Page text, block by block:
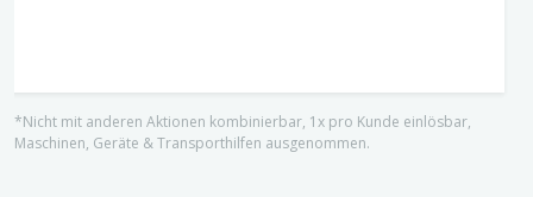
*Nicht mit anderen Aktionen kombinierbar, 1x pro Kunde einlösbar,
Maschinen, Geräte & Transporthilfen ausgenommen.